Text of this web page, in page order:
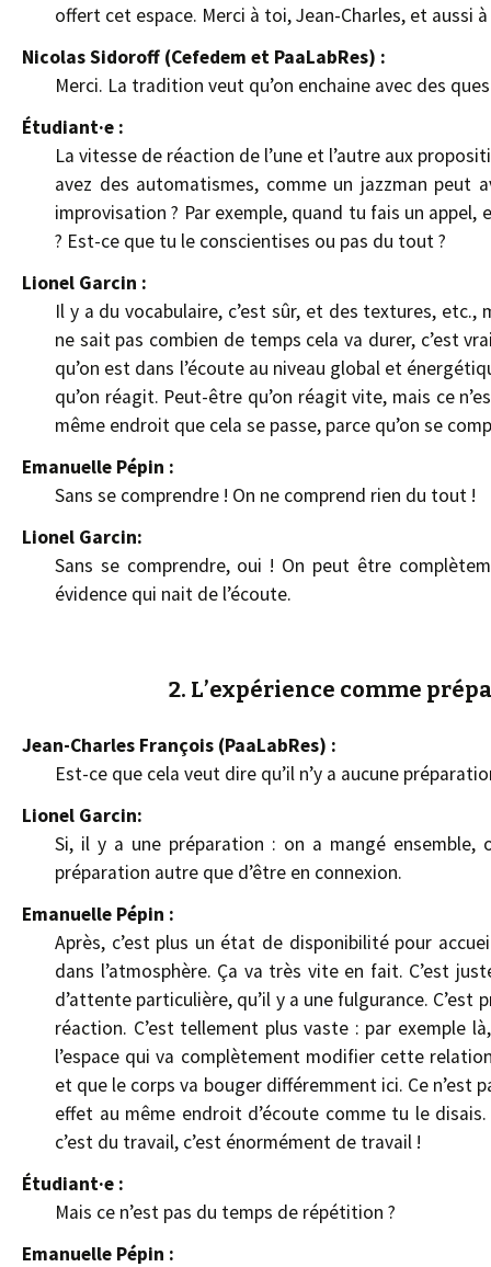
offert cet espace. Merci à toi, Jean-Charles, et aussi
Nicolas Sidoroff (Cefedem et PaaLabRes) :
Merci. La tradition veut qu’on enchaine avec des
Étudiant·e :
La vitesse de réaction de l’une et l’autre aux
avez des automatismes, comme un jazzman peut
improvisation ? Par exemple, quand tu fais un
? Est-ce que tu le conscientises ou pas du tout ?
Lionel Garcin :
Il y a du vocabulaire, c’est sûr, et des textures, etc.,
ne sait pas combien de temps cela va durer, c’est
qu’on est dans l’écoute au niveau global et
qu’on réagit. Peut-être qu’on réagit vite, mais ce
même endroit que cela se passe, parce qu’on se
Emanuelle Pépin :
Sans se comprendre ! On ne comprend rien du tout !
Lionel Garcin:
Sans se comprendre, oui ! On peut être
évidence qui nait de l’écoute.
2. L’expérience comme
Jean-Charles François (PaaLabRes) :
Est-ce que cela veut dire qu’il n’y a aucune
Lionel Garcin:
Si, il y a une préparation : on a mangé
préparation autre que d’être en connexion.
Emanuelle Pépin :
Après, c’est plus un état de disponibilité pour
dans l’atmosphère. Ça va très vite en fait. C’est
d’attente particulière, qu’il y a une fulgurance. C’est
réaction. C’est tellement plus vaste : par exemple
l’espace qui va complètement modifier cette
et que le corps va bouger différemment ici. Ce n’est
effet au même endroit d’écoute comme tu le
c’est du travail, c’est énormément de travail !
Étudiant·e :
Mais ce n’est pas du temps de répétition ?
Emanuelle Pépin :